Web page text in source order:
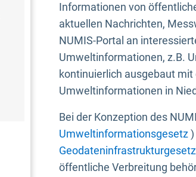
Informationen von
aktuellen Nachrichten,
NUMIS-Portal an
Umweltinformationen, z.B.
kontinuierlich ausgebaut
Umweltinformationen in
Bei der Konzeption des
Umweltinformationsgesetz
Geodateninfrastrukturgesetz
öffentliche Verbreitung